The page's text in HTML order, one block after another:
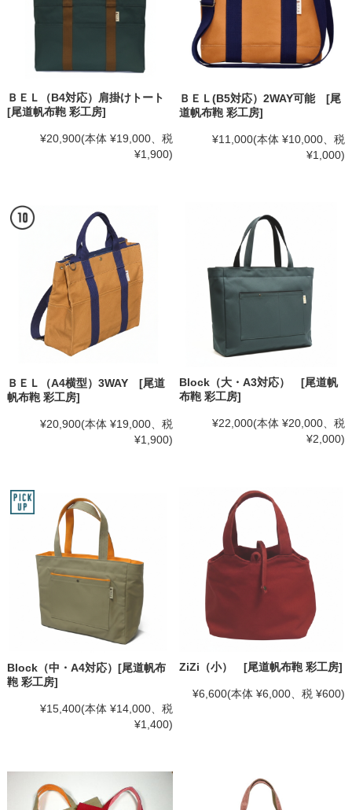
ＢＥＬ（B4対応）肩掛けトート
[尾道帆布鞄 彩工房]
¥20,900(本体 ¥19,000、税
¥1,900)
ＢＥＬ(B5対応）2WAY可能 [尾
道帆布鞄 彩工房]
¥11,000(本体 ¥10,000、税
¥1,000)
ＢＥＬ（A4横型）3WAY [尾道
帆布鞄 彩工房]
¥20,900(本体 ¥19,000、税
¥1,900)
Block（大・A3対応） [尾道帆
布鞄 彩工房]
¥22,000(本体 ¥20,000、税
¥2,000)
Block（中・A4対応）[尾道帆布
鞄 彩工房]
¥15,400(本体 ¥14,000、税
¥1,400)
ZiZi（小） [尾道帆布鞄 彩工房]
¥6,600(本体 ¥6,000、税 ¥600)